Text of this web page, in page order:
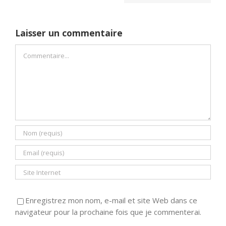
Laisser un commentaire
Enregistrez mon nom, e-mail et site Web dans ce
navigateur pour la prochaine fois que je commenterai.